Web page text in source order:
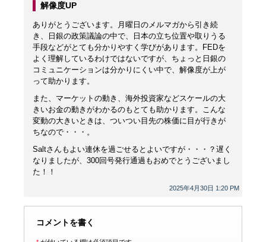
2025年4月30日 1:20 PM
解像度UP
ありがとうございます。月曜日のメルマガから引き続
き、日銀の政策議論の中で、日本の立ち位置や取りうる
手段などがとても分かりやすく学びがあります。FEDを
よく理解しているわけではないですが、ちょっと日銀の
コミュニケーションは分かりにくい中で、解像度が上が
って助かります。
また、マーケットの動き、海外投資家などスケールの大
きいお金の動きがわかるのもとても助かります。こんな
変動の大きいときは、ついつい目先の株価に目が行きが
ちなので・・・。
Saltさんもよい連休を過ごせるとよいですが・・・？遅く
なりましたが、300回号発行通過もおめでとうございまし
た！！
コメントを書く